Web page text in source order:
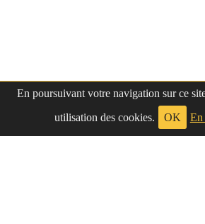
En poursuivant votre navigation sur ce
utilisation des cookies.
OK En